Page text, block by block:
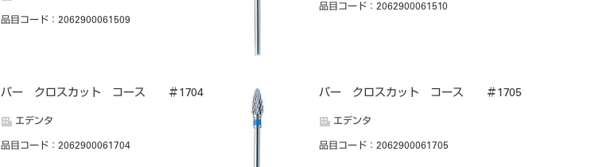
品目コード ：2062900061509
品目コード ：2062900061510
バー クロスカット コース ＃1704
エデンタ
品目コード ：2062900061704
バー クロスカット コース ＃1705
エデンタ
品目コード ：2062900061705